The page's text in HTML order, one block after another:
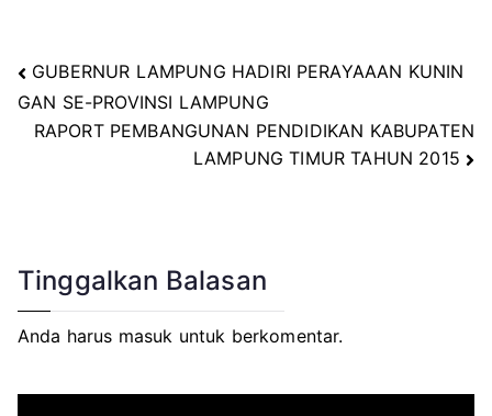
Navigasi
GUBERNUR LAMPUNG HADIRI PERAYAAAN KUNIN
GAN SE-PROVINSI LAMPUNG
RAPORT PEMBANGUNAN PENDIDIKAN KABUPATEN
LAMPUNG TIMUR TAHUN 2015
Tinggalkan Balasan
Anda harus masuk untuk berkomentar.
P